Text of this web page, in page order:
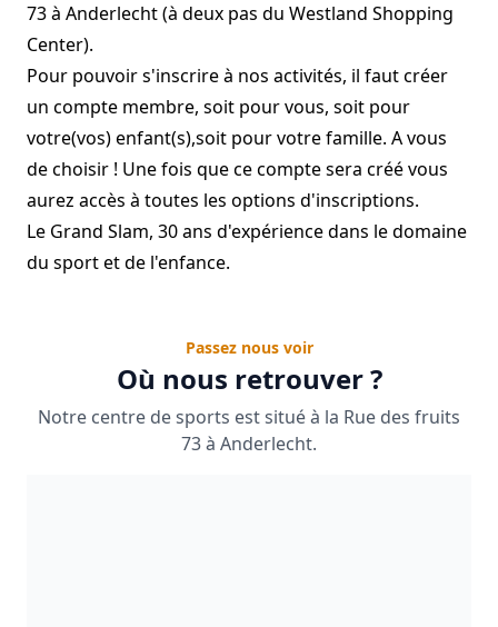
73 à Anderlecht (à deux pas du Westland Shopping
Center).
Pour pouvoir s'inscrire à nos activités, il faut créer
un compte membre, soit pour vous, soit pour
votre(vos) enfant(s),soit pour votre famille. A vous
de choisir ! Une fois que ce compte sera créé vous
aurez accès à toutes les options d'inscriptions.
Le Grand Slam, 30 ans d'expérience dans le domaine
du sport et de l'enfance.
Passez nous voir
Où nous retrouver ?
Notre centre de sports est situé à la Rue des fruits
73 à Anderlecht.